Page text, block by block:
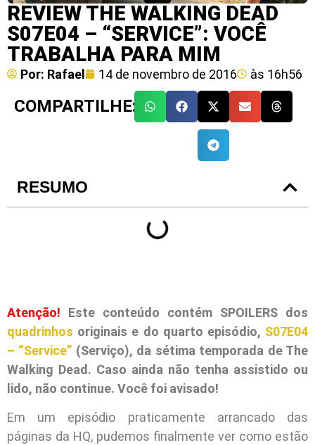
REVIEW THE WALKING DEAD
S07E04 – “SERVICE”: VOCÊ
TRABALHA PARA MIM
Por: Rafael 14 de novembro de 2016 às 16h56
COMPARTILHE:
RESUMO
Atenção! Este conteúdo contém SPOILERS dos
quadrinhos originais e do quarto episódio, S07E04
– “Service” (Serviço), da sétima temporada de The
Walking Dead. Caso ainda não tenha assistido ou
lido, não continue. Você foi avisado!
Em um episódio praticamente arrancado das
páginas da HQ, pudemos finalmente ver como estão